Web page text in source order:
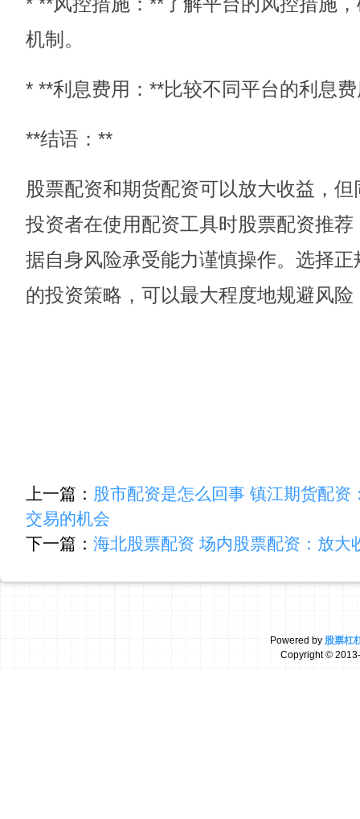
机制。
* **利息费用：**比较不同平台的利息
**结语：**
股票配资和期货配资可以放大收益，
投资者在使用配资工具时股票配资推
据自身风险承受能力谨慎操作。选择
的投资策略，可以最大程度地规避风
上一篇： 股市配资是怎么回事 镇江期货配
交易的机会
下一篇： 海北股票配资 场内股票配资：放大
Powered by 股票杠
Copyright©